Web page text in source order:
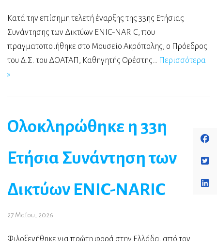
Κατά την επίσημη τελετή έναρξης της 33ης Ετήσιας
Συνάντησης των Δικτύων ENIC-NARIC, που
πραγματοποιήθηκε στο Μουσείο Ακρόπολης, ο Πρόεδρος
του Δ.Σ. του ΔΟΑΤΑΠ, Καθηγητής Ορέστης… Περισσότερα
»
Ολοκληρώθηκε η 33η
Ετήσια Συνάντηση των
Δικτύων ENIC-NARIC
27 Μαΐου, 2026
Φιλοξενήθηκε για πρώτη φορά στην Ελλάδα, από τον